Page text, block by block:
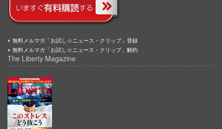
無料メルマガ「お試し☆ニュース・クリップ」登録
無料メルマガ「お試し☆ニュース・クリップ」解約
The Liberty Magazine